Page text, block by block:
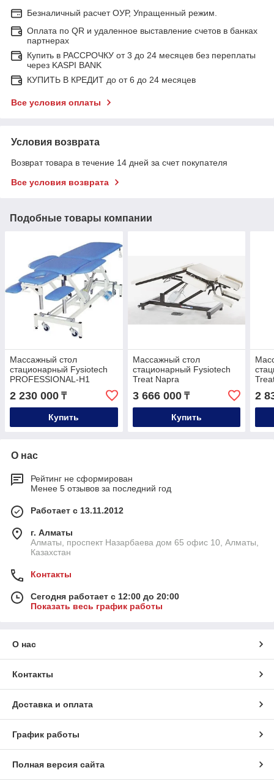
Безналичный расчет ОУР, Упращенный режим.
Оплата по QR и удаленное выставление счетов в банках
партнерах
Купить в РАССРОЧКУ от 3 до 24 месяцев без переплаты
через KASPI BANK
КУПИТЬ В КРЕДИТ до от 6 до 24 месяцев
Все условия оплаты
Условия возврата
Возврат товара в течение 14 дней за счет покупателя
Все условия возврата
Подобные товары компании
Массажный стол
стационарный Fysiotech
PROFESSIONAL-H1
(Professional M)
2 230 000 ₸
Купить
Массажный стол
стационарный Fysiotech
Treat Napra
3 666 000₸
Купить
2
О нас
Рейтинг не сформирован
Менее 5 отзывов за последний год
Работает с 13.11.2012
г. Алматы
Алматы, проспект Назарбаева дом 65 офис 10, Алматы,
Казахстан
Контакты
Сегодня работает с 12:00 до 20:00
Показать весь график работы
О нас
Контакты
Доставка и оплата
График работы
Полная версия сайта